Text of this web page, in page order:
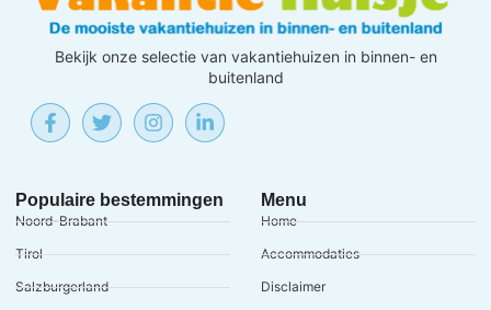
Bekijk onze selectie van vakantiehuizen in binnen- en
buitenland
Populaire bestemmingen
Noord-Brabant
Tirol
Salzburgerland
Menu
Home
Accommodaties
Disclaimer